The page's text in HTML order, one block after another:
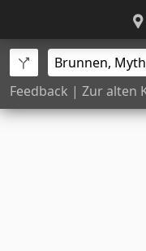
Feedback | Zur alten